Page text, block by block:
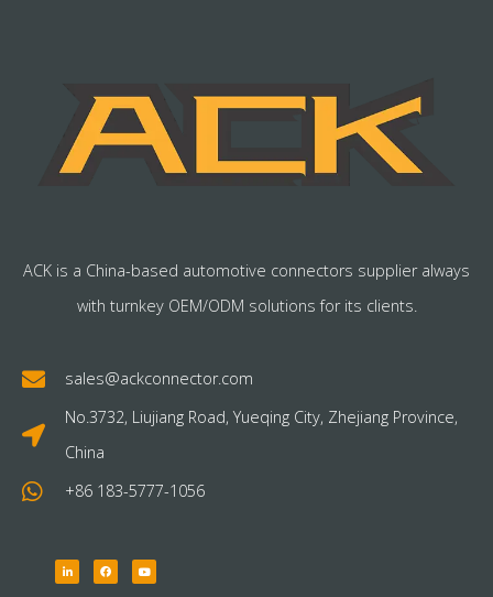
ACK is a China-based automotive connectors supplier always
with turnkey OEM/ODM solutions for its clients.
sales@ackconnector.com
No.3732, Liujiang Road, Yueqing City, Zhejiang Province,
China
+86 183-5777-1056